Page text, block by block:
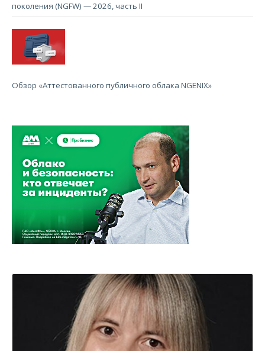
поколения (NGFW) — 2026, часть II
Обзор «Аттестованного публичного облака NGENIX»